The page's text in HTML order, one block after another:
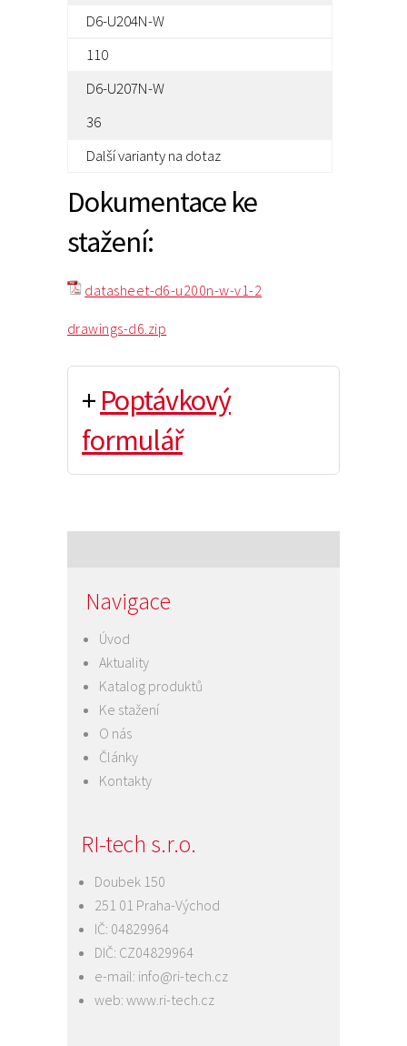
D6-U204N-W
110
D6-U207N-W
36
Další varianty na dotaz
Dokumentace ke
stažení:
datasheet-d6-u200n-w-v1-2
drawings-d6.zip
+ Poptávkový
formulář
Navigace
Úvod
Aktuality
Katalog produktů
Ke stažení
O nás
Články
Kontakty
RI-tech s.r.o.
Doubek 150
251 01 Praha-Východ
IČ: 04829964
DIČ: CZ04829964
e-mail: info@ri-tech.cz
web: www.ri-tech.cz